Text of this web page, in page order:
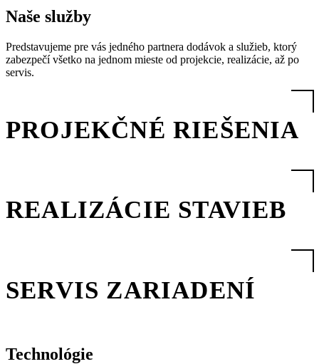
Naše služby
Predstavujeme pre vás jedného partnera dodávok a služieb, ktorý
zabezpečí všetko na jednom mieste od projekcie, realizácie, až po
servis.
PROJEKČNÉ RIEŠENIA
REALIZÁCIE STAVIEB
SERVIS ZARIADENÍ
Technológie